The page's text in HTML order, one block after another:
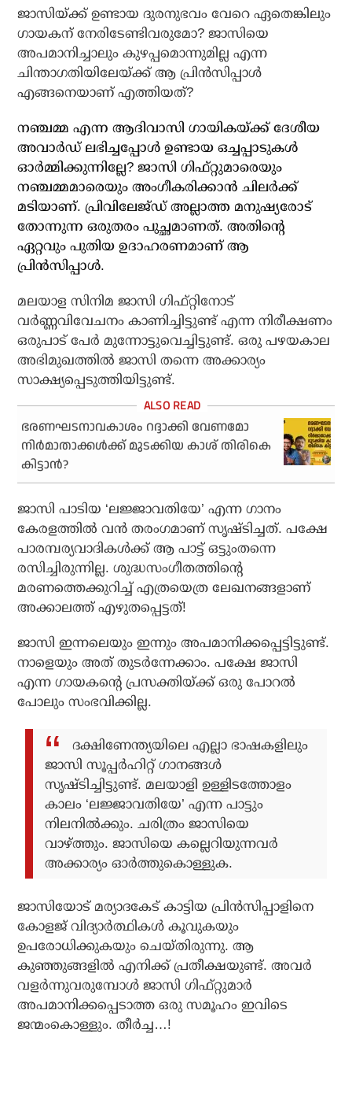
ജാസിയ്ക്ക് ഉണ്ടായ ദുരനുഭവം വേറെ ഏതെങ്കിലും
ഗായകന് നേരിടേണ്ടിവരുമോ? ജാസിയെ
അപമാനിച്ചാലും കുഴപ്പമൊന്നുമില്ല എന്ന
ചിന്താഗതിയിലേയ്ക്ക് ആ പ്രിന്‍സിപ്പാള്‍
എങ്ങനെയാണ് എത്തിയത്?
നഞ്ചമ്മ എന്ന ആദിവാസി ഗായികയ്ക്ക് ദേശീയ
അവാര്‍ഡ് ലഭിച്ചപ്പോള്‍ ഉണ്ടായ ഒച്ചപ്പാടുകള്‍
ഓര്‍മ്മിക്കുന്നില്ലേ? ജാസി ഗിഫ്റ്റുമാരെയും
നഞ്ചമ്മമാരെയും അംഗീകരിക്കാന്‍ ചിലര്‍ക്ക്
മടിയാണ്. പ്രിവിലേജ്ഡ് അല്ലാത്ത മനുഷ്യരോട്
തോന്നുന്ന ഒരുതരം പുച്ഛമാണത്. അതിന്റെ
ഏറ്റവും പുതിയ ഉദാഹരണമാണ് ആ
പ്രിന്‍സിപ്പാള്‍.
മലയാള സിനിമ ജാസി ഗിഫ്റ്റിനോട്
വര്‍ണ്ണവിവേചനം കാണിച്ചിട്ടുണ്ട് എന്ന നിരീക്ഷണം
ഒരുപാട് പേര്‍ മുന്നോട്ടുവെച്ചിട്ടുണ്ട്. ഒരു പഴയകാല
അഭിമുഖത്തില്‍ ജാസി തന്നെ അക്കാര്യം
സാക്ഷ്യപ്പെടുത്തിയിട്ടുണ്ട്.
ഭരണഘടനാവകാശം റദ്ദാക്കി വേണമോ
നിര്‍മാതാക്കള്‍ക്ക് മുടക്കിയ കാശ് തിരികെ
കിട്ടാന്‍?
ജാസി പാടിയ ‘ലജ്ജാവതിയേ’ എന്ന ഗാനം
കേരളത്തില്‍ വന്‍ തരംഗമാണ് സൃഷ്ടിച്ചത്. പക്ഷേ
പാരമ്പര്യവാദികള്‍ക്ക് ആ പാട്ട് ഒട്ടുംതന്നെ
രസിച്ചിരുന്നില്ല. ശുദ്ധസംഗീതത്തിന്റെ
മരണത്തെക്കുറിച്ച് എത്രയെത്ര ലേഖനങ്ങളാണ്
അക്കാലത്ത് എഴുതപ്പെട്ടത്!
ജാസി ഇന്നലെയും ഇന്നും അപമാനിക്കപ്പെട്ടിട്ടുണ്ട്.
നാളെയും അത് തുടര്‍ന്നേക്കാം. പക്ഷേ ജാസി
എന്ന ഗായകന്റെ പ്രസക്തിയ്ക്ക് ഒരു പോറല്‍
പോലും സംഭവിക്കില്ല.
ദക്ഷിണേന്ത്യയിലെ എല്ലാ ഭാഷകളിലും
ജാസി സൂപ്പര്‍ഹിറ്റ് ഗാനങ്ങള്‍
സൃഷ്ടിച്ചിട്ടുണ്ട്. മലയാളി ഉള്ളിടത്തോളം
കാലം ‘ലജ്ജാവതിയേ’ എന്ന പാട്ടും
നിലനില്‍ക്കും. ചരിത്രം ജാസിയെ
വാഴ്ത്തും. ജാസിയെ കല്ലെറിയുന്നവര്‍
അക്കാര്യം ഓര്‍ത്തുകൊള്ളുക.
ജാസിയോട് മര്യാദകേട് കാട്ടിയ പ്രിന്‍സിപ്പാളിനെ
കോളജ് വിദ്യാര്‍ത്ഥികള്‍ കൂവുകയും
ഉപരോധിക്കുകയും ചെയ്തിരുന്നു. ആ
കുഞ്ഞുങ്ങളില്‍ എനിക്ക് പ്രതീക്ഷയുണ്ട്. അവര്‍
വളര്‍ന്നുവരുമ്പോള്‍ ജാസി ഗിഫ്റ്റുമാര്‍
അപമാനിക്കപ്പെടാത്ത ഒരു സമൂഹം ഇവിടെ
ജന്മംകൊള്ളും. തീര്‍ച്ച…!